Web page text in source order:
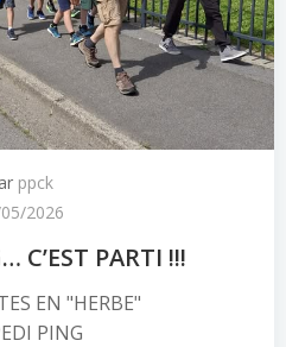
ppck
2026
C’EST PARTI !!!
EN "HERBE"
PING